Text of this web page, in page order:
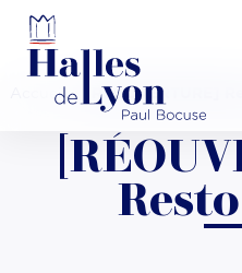
Accueil » [RÉOUVERTURE]